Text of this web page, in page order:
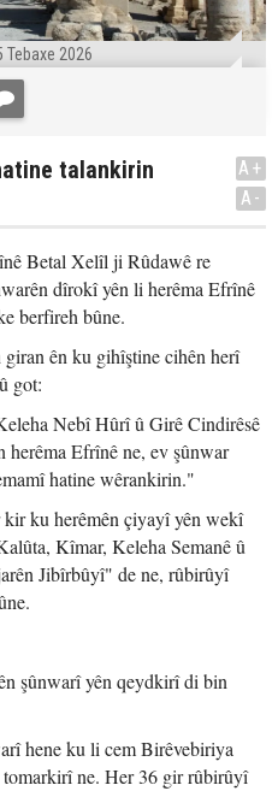
Tebaxe 2026
talankirin
A+
A-
Betal Xelîl ji Rûdawê re
dîrokî yên li herêma Efrînê
berfireh bûne.
ên ku gihîştine cihên herî
got:
Nebî Hûrî û Girê Cindirêsê
Efrînê ne, ev şûnwar
hatine wêrankirin."
ku herêmên çiyayî yên wekî
Kîmar, Keleha Semanê û
Jibîrbûyî" de ne, rûbirûyî
şûnwarî yên qeydkirî di bin
hene ku li cem Birêvebiriya
ne. Her 36 gir rûbirûyî